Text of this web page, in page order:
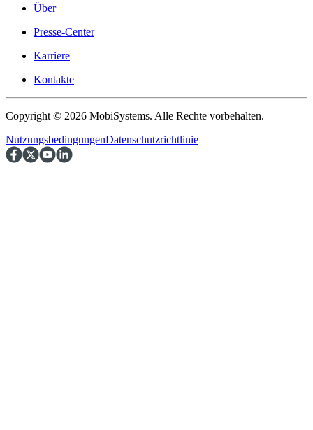
Über
Presse-Center
Karriere
Kontakte
Copyright © 2026 MobiSystems. Alle Rechte vorbehalten.
NutzungsbedingungenDatenschutzrichtlinie